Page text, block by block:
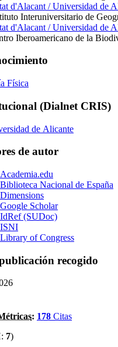
d'Alacant / Universidad de
Interuniversitario de
d'Alacant / Universidad de
Iberoamericano de la
Física
(Dialnet CRIS)
de Alicante
de autor
Academia.edu
Biblioteca Nacional de España
Dimensions
Google Scholar
IdRef (SUDoc)
ISNI
Library of Congress
recogido
: 178 Citas
7)